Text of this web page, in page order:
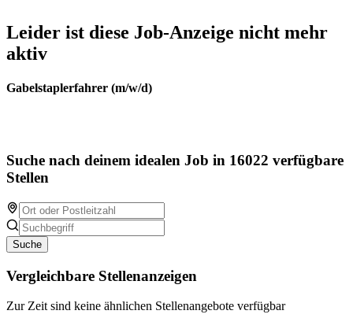
Leider ist diese Job-Anzeige nicht mehr
aktiv
Gabelstaplerfahrer (m/w/d)
Suche nach deinem idealen Job in 16022 verfügbare
Stellen
Suche
Vergleichbare Stellenanzeigen
Zur Zeit sind keine ähnlichen Stellenangebote verfügbar